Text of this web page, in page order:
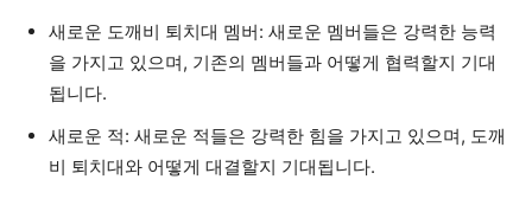
새로운 도깨비 퇴치대 멤버: 새로운 멤버들은 강력한 능력
을 가지고 있으며, 기존의 멤버들과 어떻게 협력할지 기대
됩니다.
새로운 적: 새로운 적들은 강력한 힘을 가지고 있으며, 도깨
비 퇴치대와 어떻게 대결할지 기대됩니다.